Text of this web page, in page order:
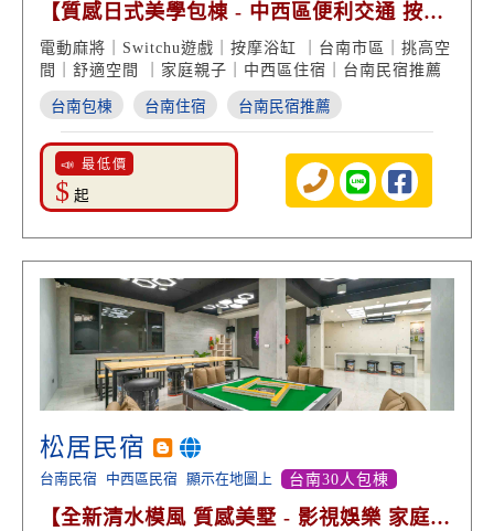
【質感日式美學包棟 - 中西區便利交通 按摩
浴缸 渡假享受】
電動麻將｜Switchu遊戲｜按摩浴缸 ｜台南市區｜挑高空
間｜舒適空間 ｜家庭親子｜中西區住宿｜台南民宿推薦
台南包棟 台南住宿 台南民宿推薦
📣 最低價
$ 起
松居民宿
台南民宿 中西區民宿 顯示在地圖上 台南30人包棟
【全新清水模風 質感美墅 - 影視娛樂 家庭團